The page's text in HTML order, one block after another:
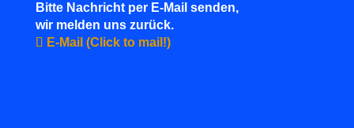
Bitte Nachricht per E-Mail senden,
wir melden uns zurück.
E-Mail (Click to mail!)